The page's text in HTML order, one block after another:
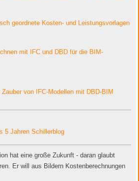
geordnete Kosten- und Leistungsvorlagen
mit IFC und DBD für die BIM-
von IFC-Modellen mit DBD-BIM
5 Jahren Schillerblog
hat eine große Zukunft - daran glaubt
Er will aus Bildern Kostenberechnungen